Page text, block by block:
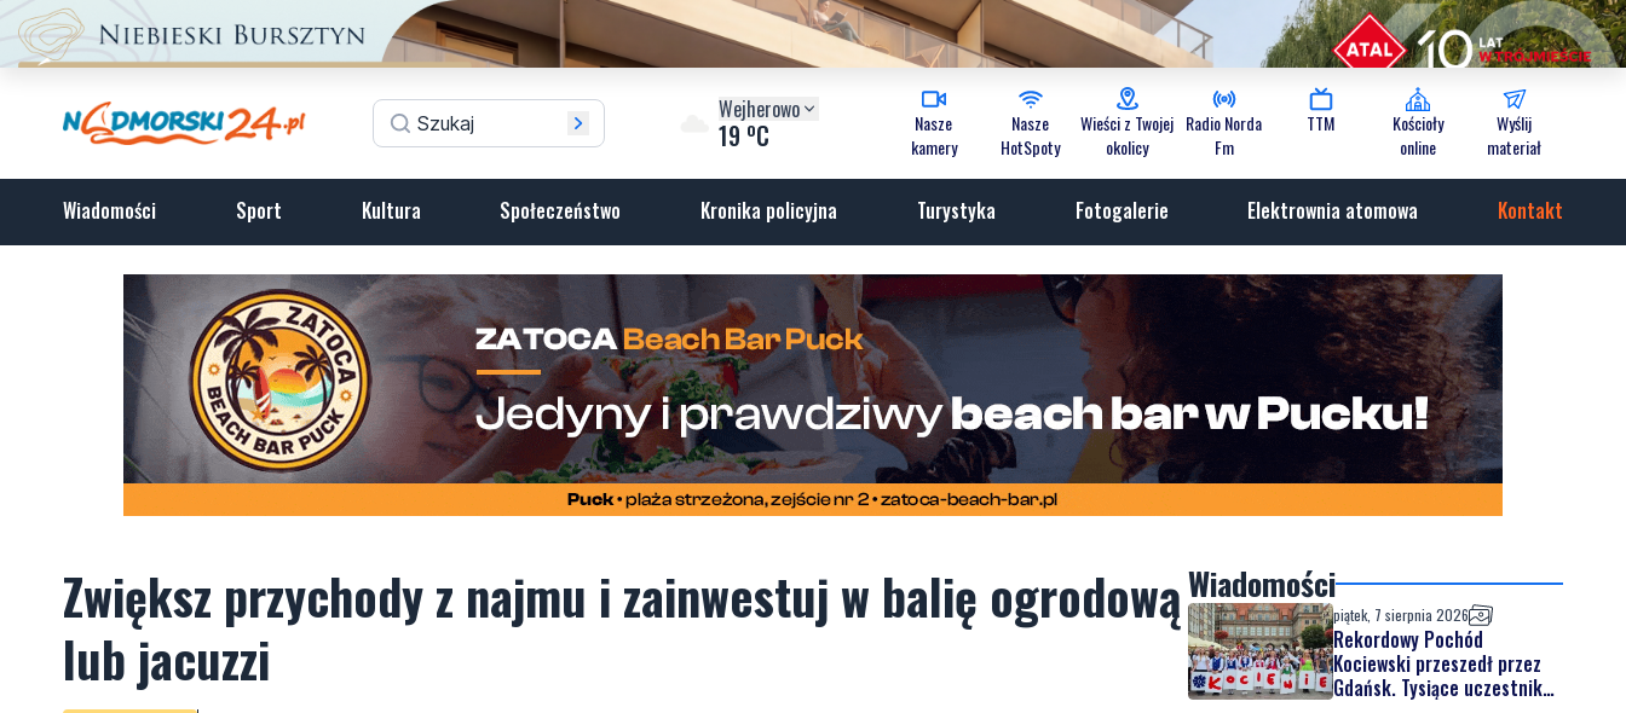
Wejherowo
19 oC
Nasze
kamery
Nasze
HotSpoty
Wieści z Twojej
okolicy
Radio Norda
Fm
TTM
Kościoły
online
Wyślij
materiał
Wiadomości Sport Kultura Społeczeństwo Kronika policyjna Turystyka Fotogalerie Elektrownia atomowa Kontakt
Zwiększ przychody z najmu i zainwestuj w balię ogrodową
lub jacuzzi
Wiadomości
piątek, 7 sierpnia 2026
Rekordowy Pochód
Kociewski przeszedł przez
Gdańsk. Tysiące uczestników